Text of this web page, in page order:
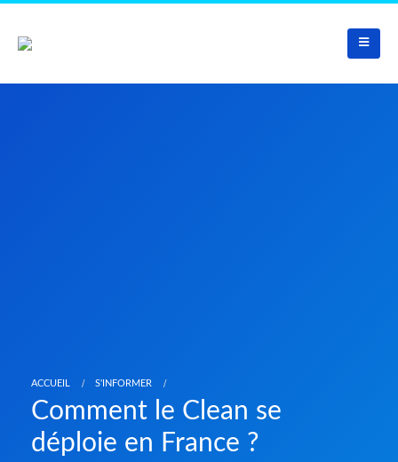
ACCUEIL S'INFORMER
Comment le Clean se
déploie en France ?